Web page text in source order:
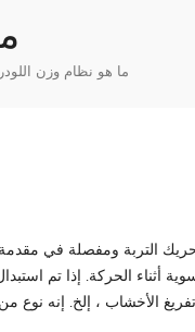
ما هو نظام وزن اللودر
التربة ومفصلة في
أثناء الحركة. إذا تم